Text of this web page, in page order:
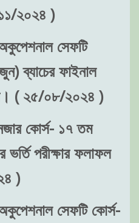
২০২৪ )
সেফটি
ব্যাচের ফাইনাল
( ২৫/০৮/২০২৪ )
কোর্স- ১৭ তম
ভর্তি পরীক্ষার ফলাফল
)
সেফটি কোর্স-